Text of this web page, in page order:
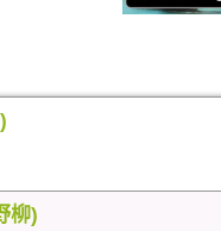
柳)